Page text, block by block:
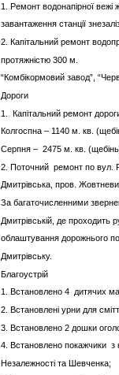
1. Ремонт водонапірної
завантаження станції
2. Капітальний ремонт
протяжністю 300 м.
“Комбікормовий завод”,
Дороги
1. Капітальний ремонт
Колгоспна – 1140 м. кв.
Серпня – 2475 м. кв.
2. Поточний ремонт по вул.
Дмитрівська, пров.
За багаточисленними
Дмитрівській, де
облаштування дорожнього
Дмитрівську.
Благоустрій
1. Встановлено 4 дитячих
2. Встановлені урни для
3. Встановлено 2 дошки
4. Встановлено покажчики
Незалежності та Шевченка;